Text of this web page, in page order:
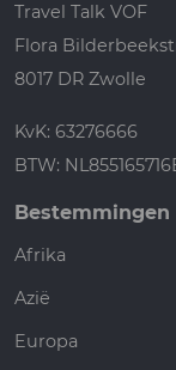
Travel Talk VOF
Flora
8017 DR Zwolle
KvK: 63276666
BTW:
Bestemmingen
Afrika
Azië
Europa